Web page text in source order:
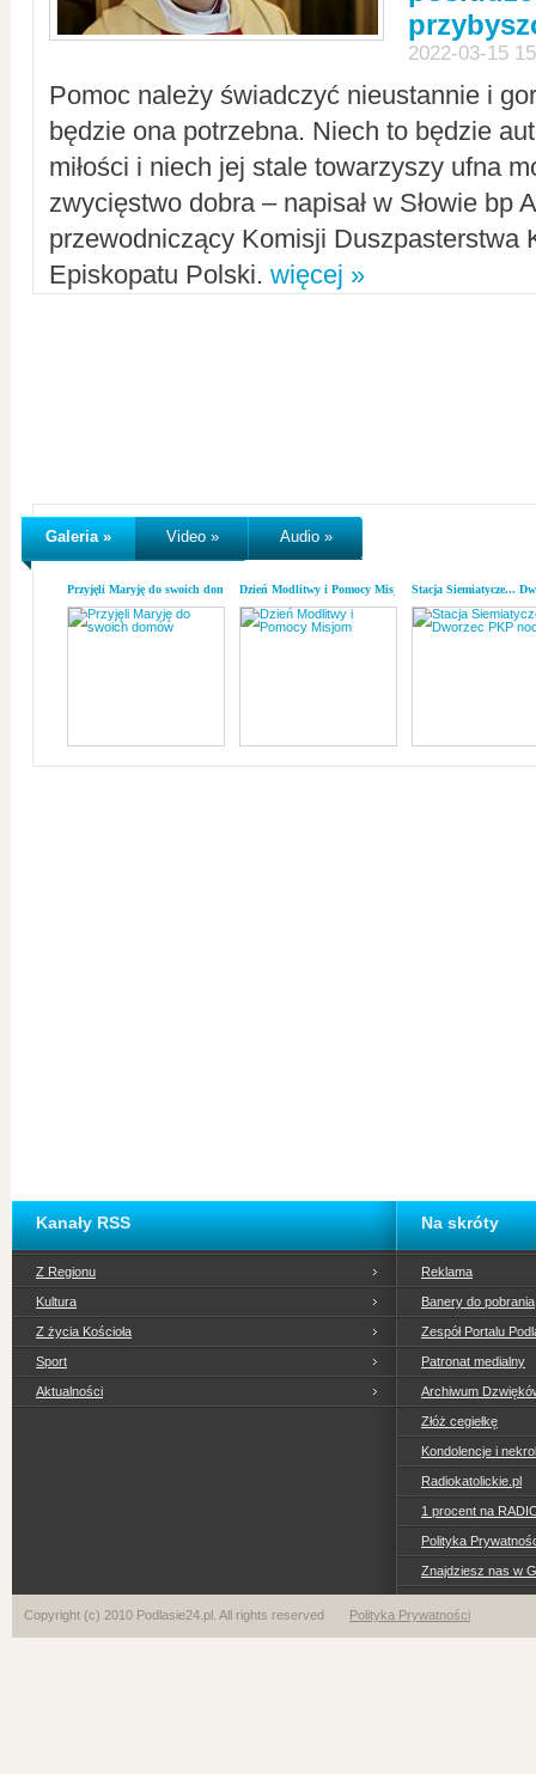
2022-03-15
Pomoc należy świadczyć nieustannie i
będzie ona potrzebna. Niech to będzie
miłości i niech jej stale towarzyszy ufna
zwycięstwo dobra – napisał w Słowie bp
przewodniczący Komisji Duszpasterstwa
Episkopatu Polski. więcej »
Galeria » Video » Audio »
Przyjęli Maryję do swoich domówDzień Modlitwy i Pomocy MisjomStacja Siemiatycze...
Kanały RSS
Z Regionu
Kultura
Z życia Kościoła
Sport
Aktualności
Na skróty
Reklama
Banery do pobrania
Zespół Portalu
Patronat medialny
Archiwum
Złóż cegiełkę
Kondolencje i
Radiokatolickie.pl
1 procent na
Polityka
Znajdziesz nas w
Copyright (c) 2010 Podlasie24.pl. All rights reserved Polityka Prywatności